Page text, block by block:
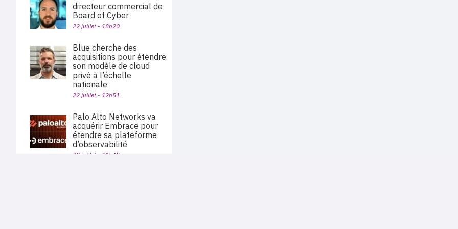
directeur commercial de
Board of Cyber
22 juillet - 18h20
Blue cherche des
acquisitions pour étendre
son modèle de cloud
privé à l’échelle
nationale
22 juillet - 12h51
Palo Alto Networks va
acquérir Embrace pour
étendre sa plateforme
d’observabilité
22 juillet - 11h40